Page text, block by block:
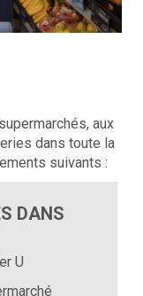
aux
dans toute la
suivants :
DANS
U